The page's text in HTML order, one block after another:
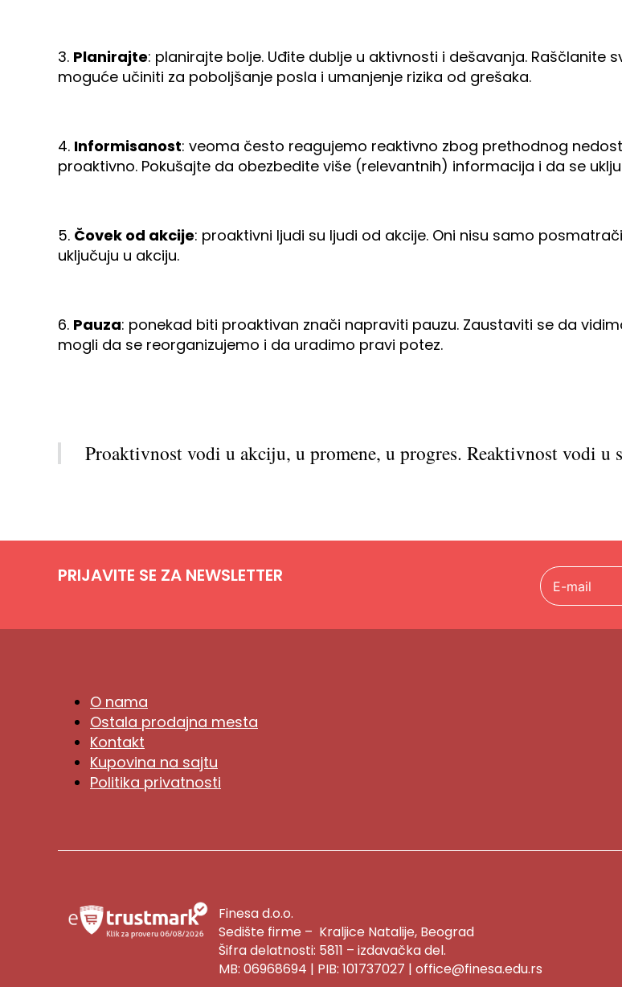
3. Planirajte: planirajte bolje. Uđite dublje u aktivnosti i dešavanja.
moguće učiniti za poboljšanje posla i umanjenje rizika od grešaka.
4. Informisanost: veoma često reagujemo reaktivno zbog prethodnog
proaktivno. Pokušajte da obezbedite više (relevantnih) informacija i da se
5. Čovek od akcije: proaktivni ljudi su ljudi od akcije. Oni nisu samo
uključuju u akciju.
6. Pauza: ponekad biti proaktivan znači napraviti pauzu. Zaustaviti se da
mogli da se reorganizujemo i da uradimo pravi potez.
Proaktivnost vodi u akciju, u promene, u progres. Reaktivnost vodi u
PRIJAVITE SE ZA NEWSLETTER
O nama
Ostala prodajna mesta
Kontakt
Kupovina na sajtu
Politika privatnosti
Finesa d.o.o.
Sedište firme – Kraljice Natalije, Beograd
Šifra delatnosti: 5811 – izdavačka del.
MB: 06968694 | PIB: 101737027 | office@finesa.edu.rs